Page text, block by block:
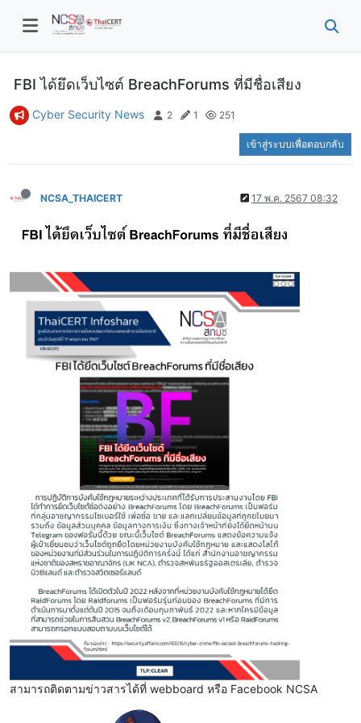
FBI ได้ยึดเว็บไซต์ BreachForums ที่มีชื่อเสียง
Cyber Security News 2 1 251
เข้าสู่ระบบเพื่อตอบกลับ
NCSA_THAICERT 17 พ.ค. 2567 08:32
สามารถติดตามข่าวสารได้ที่ webboard หรือ Facebook NCSA